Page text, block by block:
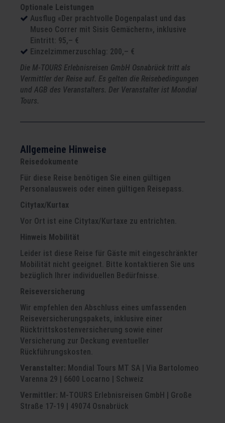
Optionale Leistungen
Ausflug «Der prachtvolle Dogenpalast und das
Museo Correr mit Sisis Gemächern», inklusive
Eintritt: 95,– €
Einzelzimmerzuschlag: 200,– €
Die M-TOURS Erlebnisreisen GmbH Osnabrück tritt als
Vermittler der Reise auf. Es gelten die Reisebedingungen
und AGB des Veranstalters. Der Veranstalter ist Mondial
Tours.
Allgemeine Hinweise
Reisedokumente
Für diese Reise benötigen Sie einen gültigen
Personalausweis oder einen gültigen Reisepass.
Citytax/Kurtax
Vor Ort ist eine Citytax/Kurtaxe zu entrichten.
Hinweis Mobilität
Leider ist diese Reise für Gäste mit eingeschränkter
Mobilität nicht geeignet. Bitte kontaktieren Sie uns
bezüglich Ihrer individuellen Bedürfnisse.
Reiseversicherung
Wir empfehlen den Abschluss eines umfassenden
Reiseversicherungspakets, inklusive einer
Rücktrittskostenversicherung sowie einer
Versicherung zur Deckung eventueller
Rückführungskosten.
Veranstalter: Mondial Tours MT SA | Via Bartolomeo
Varenna 29 | 6600 Locarno | Schweiz
Vermittler: M-TOURS Erlebnisreisen GmbH | Große
Straße 17-19 | 49074 Osnabrück